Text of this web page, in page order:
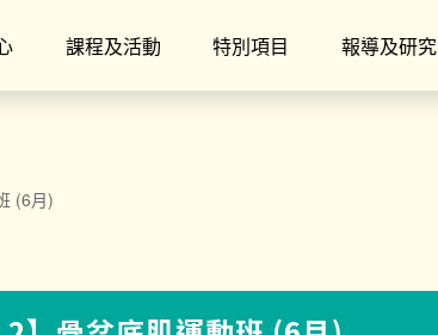
課程及活動 特別項目 報導及研究
(6月)